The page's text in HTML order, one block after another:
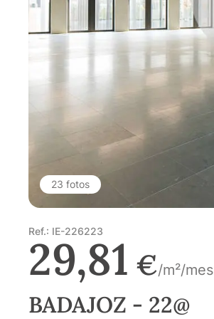
23 fotos
Ref.: IE-226223
29,81 €/m²/mes
BADAJOZ - 22@